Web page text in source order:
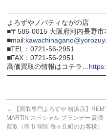
よろずやノバティながの店
■〒586-0015 大阪府河内長野
■mail:
■TEL：0721-56-2951
■FAX：0721-56-2951
高価買取の情報はコチラ…
←
【買取専門よろずや 粉浜店】
MARTIN スペシャル ブランデー 高価
買取（堺市 堺区 香ヶ丘町のお客様）